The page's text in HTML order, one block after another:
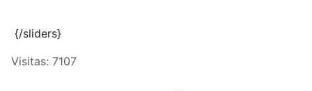
{/sliders}
Visitas: 7107